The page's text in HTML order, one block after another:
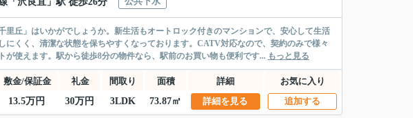
丘」はいかがでしょうか。新生活もオートロック付きのマンションで、安心して生活
くく、清潔な状態を保ちやすくなっております。CATV対応なので、契約のみで様々
使えます。駅から徒歩8分の物件なら、駅前のお買い物も便利です... もっと見る
敷金/保証金 礼金 間取り 面積 詳細
お気に入り
13.5万円 30万円 3LDK 73.87㎡ 詳細を見る 追加する